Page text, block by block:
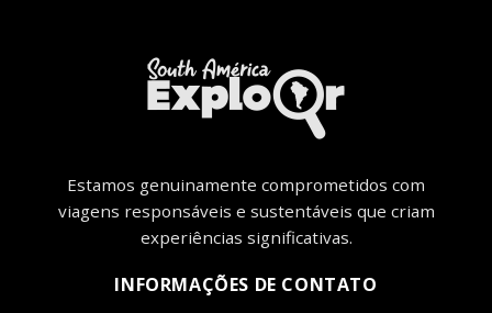
Estamos genuinamente comprometidos com
viagens responsáveis ​​e sustentáveis ​​que criam
experiências significativas.
INFORMAÇÕES DE CONTATO